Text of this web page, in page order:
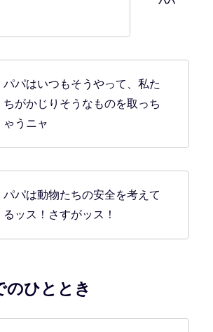
パパはいつもそうやって、私た
ちがかじりそうなものを取っち
ゃうニャ
パパは動物たちの安全を考えて
るッス！さすがッス！
のひととき